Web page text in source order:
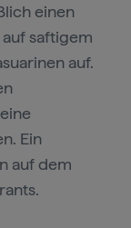
einen
saftigem
auf.
Ein
auf dem